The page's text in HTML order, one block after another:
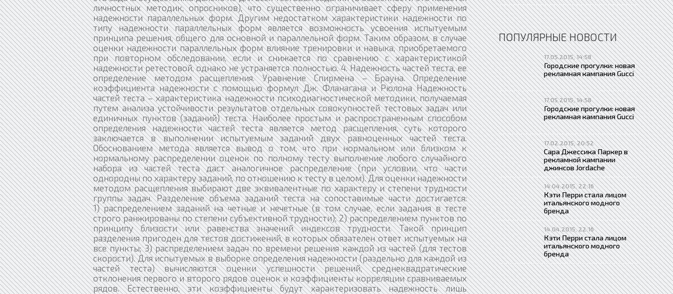
ПОПУЛЯРНЫЕ НОВОСТИ
17.05.2015, 14:58
Городские прогулки: новая
рекламная кампания Gucci
17.05.2015, 14:58
Городские прогулки: новая
рекламная кампания Gucci
17.02.2015, 20:52
Сара Джессика Паркер в
рекламной кампании
джинсов Jordache
14.04.2015, 22:16
Кэти Перри стала лицом
итальянского модного
бренда
14.04.2015, 22:16
Кэти Перри стала лицом
итальянского модного
бренда